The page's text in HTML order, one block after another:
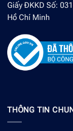
Giấy ĐKKD Số:
Hồ Chí Minh
THÔNG TIN